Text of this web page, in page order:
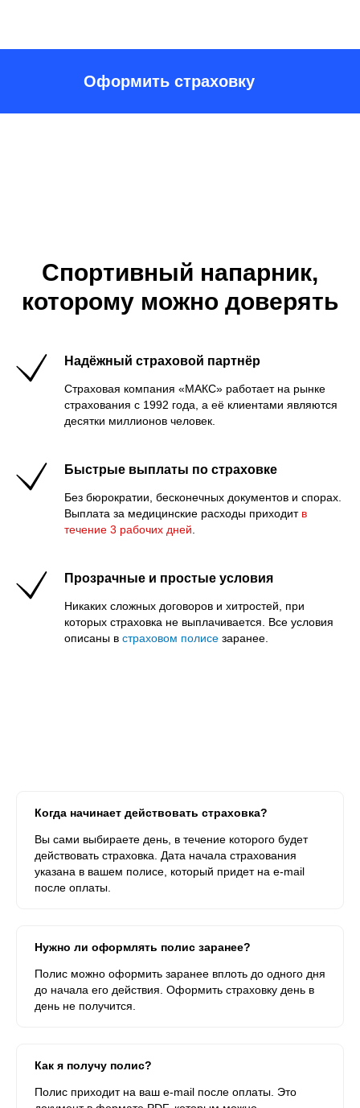
Оформить страховку
Спортивный напарник,
которому можно доверять
Надёжный страховой партнёр
Страховая компания «МАКС» работает на рынке
страхования с 1992 года, а её клиентами являются
десятки миллионов человек.
Быстрые выплаты по страховке
Без бюрократии, бесконечных документов и спорах.
Выплата за медицинские расходы приходит в
течение 3 рабочих дней
Прозрачные и простые условия
Никаких сложных договоров и хитростей, при
которых страховка не выплачивается. Все условия
описаны в страховом полисе заранее.
Когда начинает действовать страховка?
Вы сами выбираете день, в течение которого будет
действовать страховка. Дата начала страхования
указана в вашем полисе, который придет на e-mail
после оплаты.
Нужно ли оформлять полис заранее?
Полис можно оформить заранее вплоть до одного дня
до начала его действия. Оформить страховку день в
день не получится.
Как я получу полис?
Полис приходит на ваш e-mail после оплаты. Это